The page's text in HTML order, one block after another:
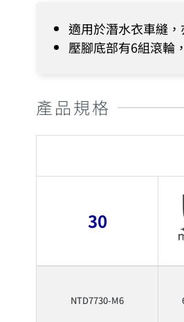
適用於潛水衣車縫
壓腳底部有6組滾輪
產品規格
30
NTD7730-M6